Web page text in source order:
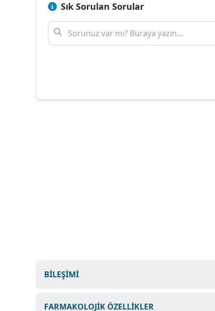
Sık Sorulan Sorular
BİLEŞİMİ
FARMAKOLOJİK ÖZELLİKLER